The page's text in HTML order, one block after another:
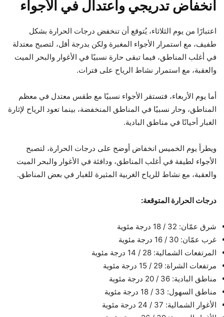
انخفاض تدريجي واعتدال في الأجواء
اعتبارًا من يوم الثلاثاء، يُتوقع أن تنخفض درجات الحرارة بشكل
طفيف، مع استمرار الأجواء المغبرة ولكن بدرجة أقل، لتصبح معتدلة
في أغلب المناطق، فيما تبقى حارة نسبيًا في الأغوار والبحر الميت
والعقبة، مع استمرار نشاط الرياح على فترات.
أما يوم الأربعاء، فتستقر الأجواء نسبيًا مع طقس معتدل في معظم
المناطق، وحار نسبيًا في المناطق المنخفضة، بينما تعود الرياح لإثارة
الغبار أحيانًا في مناطق البادية.
ويطرأ يوم الخميس انخفاض أوضح على درجات الحرارة، لتصبح
الأجواء لطيفة في أغلب المناطق، ودافئة في الأغوار والبحر الميت
والعقبة، مع نشاط للرياح الغربية المثيرة للغبار في بعض المناطق.
درجات الحرارة المتوقعة:
شرق عمّان: 32 / 18 درجة مئوية
غرب عمّان: 30 / 16 درجة مئوية
المرتفعات الشمالية: 28 / 14 درجة مئوية
مرتفعات الشراة: 29 / 15 درجة مئوية
مناطق البادية: 36 / 20 درجة مئوية
مناطق السهول: 33 / 18 درجة مئوية
الأغوار الشمالية: 37 / 24 درجة مئوية